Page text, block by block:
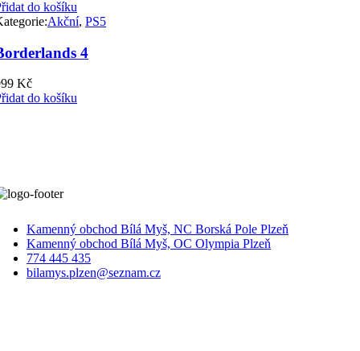
do košíku
Akční, PS5
4
Kč
do košíku
Kamenný obchod Bílá Myš, NC Borská Pole Plzeň
Kamenný obchod Bílá Myš, OC Olympia Plzeň
774 445 435
bilamys.plzen@seznam.cz